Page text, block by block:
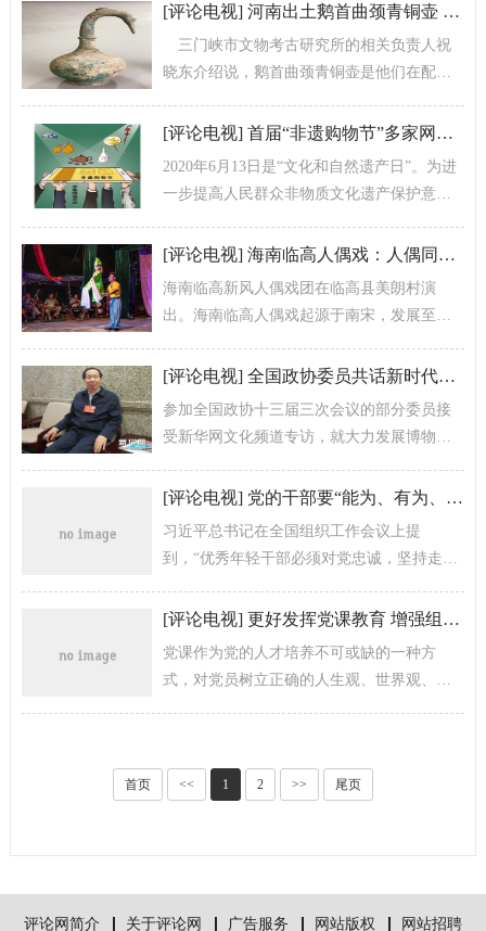
[评论电视] 河南出土鹅首曲颈青铜壶 内有逾3000ml不明液体
三门峡市文物考古研究所的相关负责人祝
晓东介绍说，鹅首曲颈青铜壶是他们在配合
一座古墓中发掘出土的。根据墓葬的形式...
[评论电视] 首届“非遗购物节”多家网络平台助力传承人拓宽销售渠道
2020年6月13日是“文化和自然遗产日”。为进
一步提高人民群众非物质文化遗产保护意
遗保护良好社会氛围，文化和旅...
[评论电视] 海南临高人偶戏：人偶同演传承非遗
海南临高新风人偶戏团在临高县美朗村演
出。海南临高人偶戏起源于南宋，发展至今
名录。
[评论电视] 全国政协委员共话新时代文化繁荣发展
参加全国政协十三届三次会议的部分委员接
受新华网文化频道专访，就大力发展博物
藏品定级标准、加大文化扶贫力度、建...
[评论电视] 党的干部要“能为、有为、善为”
习近平总书记在全国组织工作会议上提
到，“优秀年轻干部必须对党忠诚，坚持走中
党走。优秀年轻干部要有足够本领来接...
[评论电视] 更好发挥党课教育 增强组织凝聚力与战斗力
党课作为党的人才培养不可或缺的一种方
式，对党员树立正确的人生观、世界观、价
首页 << 1 2 >> 尾页
评论网简介 关于评论网 广告服务 网站版权 网站招聘